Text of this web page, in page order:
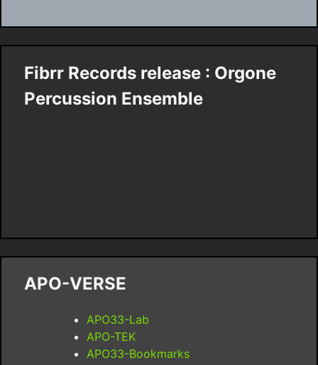
Fibrr Records release : Orgone
Percussion Ensemble
APO-VERSE
APO33-Lab
APO-TEK
APO33-Bookmarks